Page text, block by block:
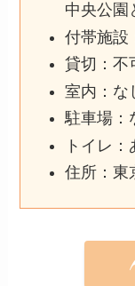
中央公園
付帯施設
貸切：不
室内：な
駐車場：
トイレ：
住所：東